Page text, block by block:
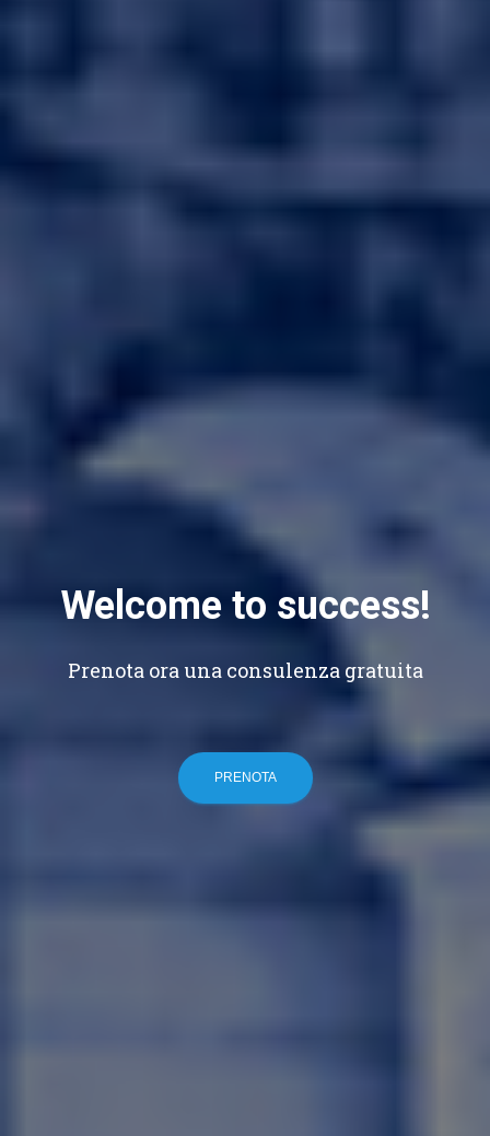
Welcome to success!
Prenota ora una consulenza gratuita
PRENOTA